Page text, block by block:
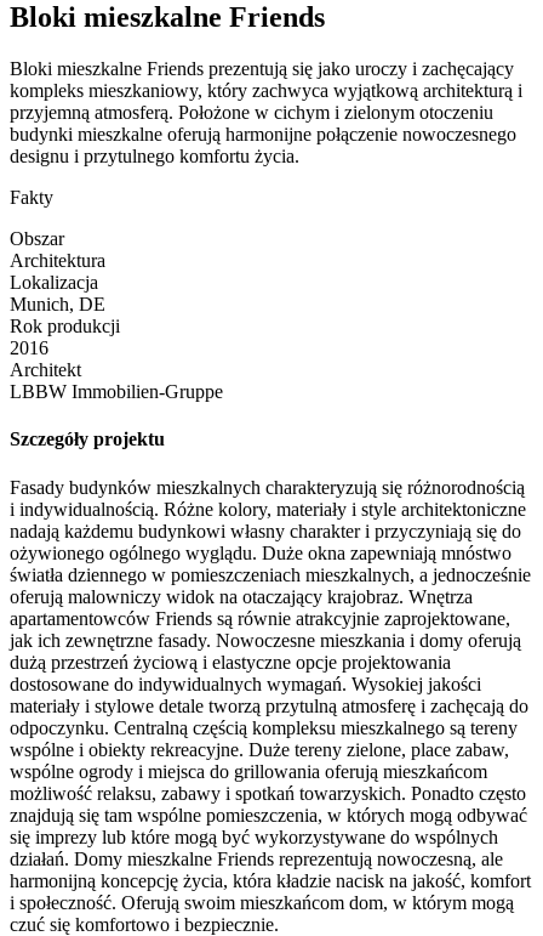
Bloki mieszkalne Friends
Bloki mieszkalne Friends prezentują się jako uroczy i zachęcający
kompleks mieszkaniowy, który zachwyca wyjątkową architekturą i
przyjemną atmosferą. Położone w cichym i zielonym otoczeniu
budynki mieszkalne oferują harmonijne połączenie nowoczesnego
designu i przytulnego komfortu życia.
Fakty
Obszar
Architektura
Lokalizacja
Munich, DE
Rok produkcji
2016
Architekt
LBBW Immobilien-Gruppe
Szczegóły projektu
Fasady budynków mieszkalnych charakteryzują się różnorodnością
i indywidualnością. Różne kolory, materiały i style architektoniczne
nadają każdemu budynkowi własny charakter i przyczyniają się do
ożywionego ogólnego wyglądu. Duże okna zapewniają mnóstwo
światła dziennego w pomieszczeniach mieszkalnych, a jednocześnie
oferują malowniczy widok na otaczający krajobraz. Wnętrza
apartamentowców Friends są równie atrakcyjnie zaprojektowane,
jak ich zewnętrzne fasady. Nowoczesne mieszkania i domy oferują
dużą przestrzeń życiową i elastyczne opcje projektowania
dostosowane do indywidualnych wymagań. Wysokiej jakości
materiały i stylowe detale tworzą przytulną atmosferę i zachęcają do
odpoczynku. Centralną częścią kompleksu mieszkalnego są tereny
wspólne i obiekty rekreacyjne. Duże tereny zielone, place zabaw,
wspólne ogrody i miejsca do grillowania oferują mieszkańcom
możliwość relaksu, zabawy i spotkań towarzyskich. Ponadto często
znajdują się tam wspólne pomieszczenia, w których mogą odbywać
się imprezy lub które mogą być wykorzystywane do wspólnych
działań. Domy mieszkalne Friends reprezentują nowoczesną, ale
harmonijną koncepcję życia, która kładzie nacisk na jakość, komfort
i społeczność. Oferują swoim mieszkańcom dom, w którym mogą
czuć się komfortowo i bezpiecznie.